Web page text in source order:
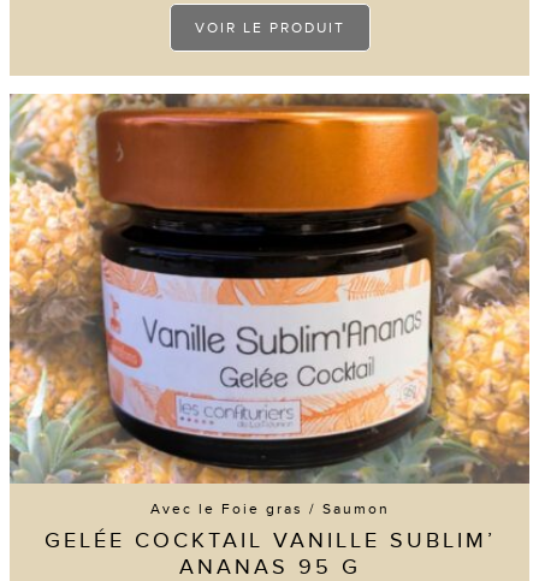
VOIR LE PRODUIT
Ce
a
variations.
Les
options
peuvent
choisies
sur
la
page
du
produit
Avec le Foie gras / Saumon
GELÉE COCKTAIL VANILLE SUBLIM’
ANANAS 95 G